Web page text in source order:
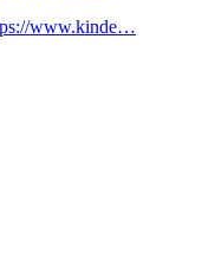
www.kinde…